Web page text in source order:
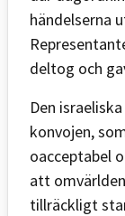
händelserna
deltog och
Den
konvojen,
oacceptabel
att
tillräckligt